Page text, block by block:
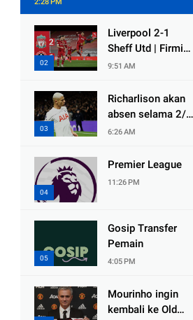
2:28 PM
Liverpool 2-1
Sheff Utd | Firmino
and Jota seal
Anfield
9:51 AM
Richarlison akan
absen selama 2/3
minggu
6:26 AM
Premier League
11:26 PM
Gosip Transfer
Pemain
4:05 PM
Mourinho ingin
kembali ke Old